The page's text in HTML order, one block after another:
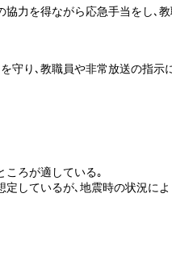
力を得ながら応急手当をし､
守り､教職員や非常放送の指
ころが適している｡
しているが､地震時の状況に